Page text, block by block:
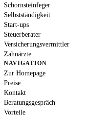
Schornsteinfeger
Selbstständigkeit
Start-ups
Steuerberater
Versicherungsvermittler
Zahnärzte
NAVIGATION
Zur Homepage
Preise
Kontakt
Beratungsgespräch
Vorteile